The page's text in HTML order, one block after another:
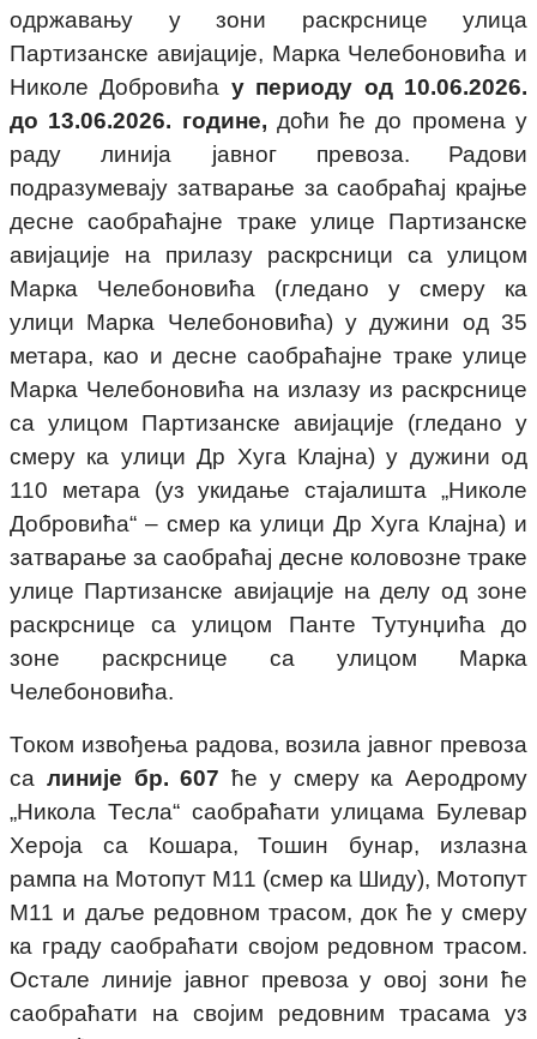
одржавању у зони раскрснице улица
Партизанске авијације, Марка Челебоновића и
Николе Добровића у периоду од 10.06.2026.
до 13.06.2026. године, доћи ће до промена у
раду линија јавног превоза.
Радови
подразумевају затварање за саобраћај крајње
десне саобраћајне траке улице Партизанске
авијације на прилазу раскрсници са улицом
Марка Челебоновића (гледано у смеру ка
улици Марка Челебоновића) у дужини од 35
метара, као и десне саобраћајне траке улице
Марка Челебоновића на излазу из раскрснице
са улицом Партизанске авијације (гледано у
смеру ка улици Др Хуга Клајна) у дужини од
110 метара (уз укидање стајалишта „Николе
Добровића“ – смер ка улици Др Хуга Клајна) и
затварање за саобраћај десне коловозне траке
улице Партизанске авијације на делу од зоне
раскрснице са улицом Панте Тутунџића до
зоне раскрснице са улицом Марка
Челебоновића.
Током извођења радова, возила јавног превоза
са линије бр. 607 ће у смеру ка Аеродрому
„Никола Тесла“ саобраћати улицама Булевар
Хероја са Кошара, Тошин бунар, излазна
рампа на Мотопут М11 (смер ка Шиду), Мотопут
М11 и даље редовном трасом, док ће у смеру
ка граду саобраћати својом редовном трасом.
Остале линије јавног превоза у овој зони ће
саобраћати на својим редовним трасама уз